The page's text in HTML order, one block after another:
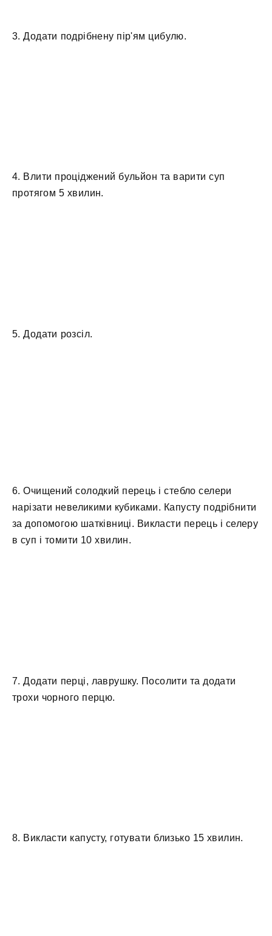
3. Додати подрібнену пір'ям цибулю.
4. Влити проціджений бульйон та варити суп
протягом 5 хвилин.
5. Додати розсіл.
6. Очищений солодкий перець і стебло селери
нарізати невеликими кубиками. Капусту подрібнити
за допомогою шатківниці. Викласти перець і селеру
в суп і томити 10 хвилин.
7. Додати перці, лаврушку. Посолити та додати
трохи чорного перцю.
8. Викласти капусту, готувати близько 15 хвилин.